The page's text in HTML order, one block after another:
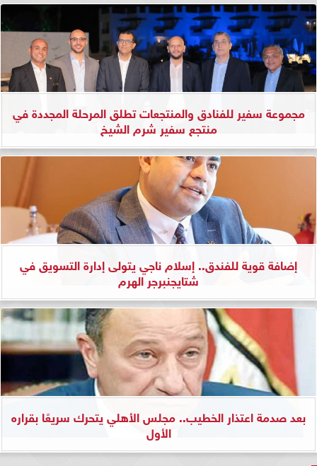
مجموعة سفير للفنادق والمنتجعات تطلق المرحلة المجددة في
منتجع سفير شرم الشيخ
إضافة قوية للفندق.. إسلام ناجي يتولى إدارة التسويق في
شتايجنبرجر الهرم
بعد صدمة اعتذار الخطيب.. مجلس الأهلي يتحرك سريعًا بقراره
الأول